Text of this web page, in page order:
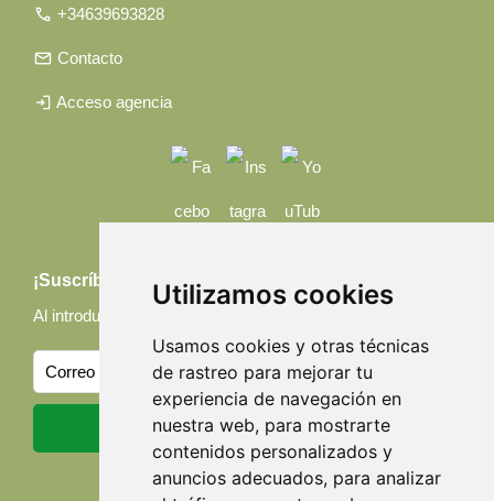
Utilizamos cookies
Usamos cookies y otras técnicas
de rastreo para mejorar tu
experiencia de navegación en
nuestra web, para mostrarte
contenidos personalizados y
anuncios adecuados, para analizar
call +34639693828
email Contacto
login Acceso agencia
¡Suscríbete a nuestras noticias!
Al introducir tu email, aceptas nuestra